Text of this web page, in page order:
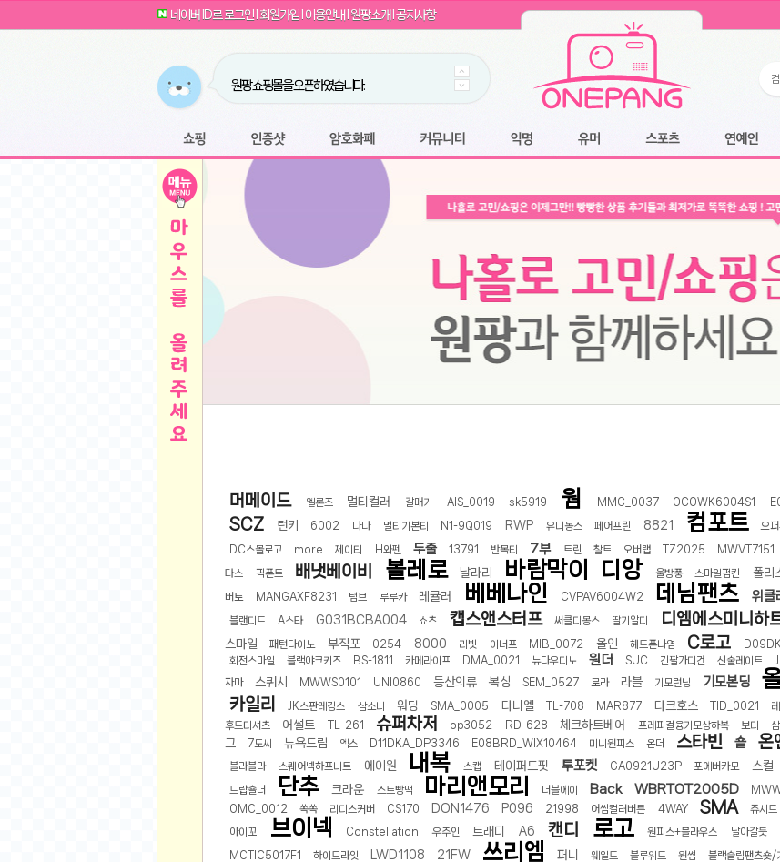
네이버 ID로 로그인 회원가입 이용안내 원팡소개 공지사항
귀여운 토끼 팡이 이모티콘 출시 안내
원팡 쇼핑몰을 오픈하였습니다.
전자여자 친구 기능을 도입하였습니다.
툴리 도네이션 전자여친 + 후원하기 *2
모바일 페이지를 오픈하였습니다.
스티커 기능을 새롭게 오픈 하였습니다.
원팡 오픈 기념! 문화상품권 증정 이벤트
인증샷
빠
른
맛집 인증샷
베스트 유머
머메이드 엘론즈 멀티컬러 갈매기 AIS_0019 sk5919 웜 MMC_0037 OCOWK6004S1
SCZ 턴키 6002 나나 멀티기본티 N1-9Q019 RWP 유니몽스 페어프린 8821 컴포트 오
DC스몰로고 more 제이티 H와펜 두줄 13791 반목티 7부 트린 찰트 오버랩 TZ2025 MWVT7151
타스 픽폰트 배냇베이비 볼레로 날라리 바람막이 디앙 울방풍 스마일펌킨 폴리
버토 MANGAXF8231 텀브 루루카 레귤러 베베나인 CVPAV6004W2 데님팬츠 위클
블랜디드 A스타 G031BCBA004 쇼츠 캡스앤스터프 써클디몽스 딸기알디 디엠에스미니하
스마일
패턴다이노 부직포 0254 8000 리빗 이너프 MIB_0072 올인 헤드폰나염 C로고
회전스마일 블랙야크키즈 BS-1811 카메라이프 DMA_0021 뉴다우디노 원더 SUC 긴팔가디건 신술레이트
자마
스쿼시 MWWS0101 UNI0860 등산의류 복싱 SEM_0527 로라 라블 기모런닝 기모본딩
카일리 JK스판레깅스 삼소니 워딩 SMA_0005 다니엘 TL-708 MAR877 다크호스 TID_0021
후드티셔츠
어썰트 TL-261 슈퍼차저 op3052 RD-628 체크하트베어 프레피걸융기모상하복 보디
그
7도씨 뉴욕드림 엑스 D11DKA_DP3346 E08BRD_WIX10464 미니원피스 온더 스타빈 숄 온
블라블라 스퀘어넥하프니트 에이원 내복 스캡 테이퍼드핏 투포켓 GA0921U23P 포에버카모 스컬
드랍숄더 단추 크라운 스트빵떡 마리앤모리 더블에이 Back WBRTOT2005D
OMC_0012
쏙쏙 리디스커버 CS170 DON1476 P096 21998 어썸컬러버튼 4WAY SMA 쥬시드
아이꼬 브이넥 Constellation 우주인 트래디 A6 캔디 로고 원피스+블라우스 날아갈듯
MCTIC5017F1 하이드라잇 LWD1108 21FW 쓰리엠 퍼니 웨일드 블루위드 원썸 블랙슬림팬츠숏/
G전자 2024 그램17 17ZD90SU-GX56K WIN11 16GB램 - 원팡
카누 캡슐커피 돌체구스토 호환 캡슐 6종 48개입 골라담기 - 원팡
농협안심한우 암소 1등급 이상 등심 1kg - 원팡
당도선별과 고당도 제주 레드향 1.5kg 소과 외 로얄과 - 원팡
버거킹 불고기와퍼+콜라R+너겟킹4조각
마타스튜디오 T1 태블릿 침대 거치대 스텐드 - 원팡
Sobergo 스마트 윈도우 로봇 청소기 3세대 6.2cm 울트라 슬림/5600PA 흡입/인터랙티브/한국어 어댑터 및 사용 설명서
아메리칸스탠다드 아쿠아2 비데 IPX7 방수 필터없는 직수형 건조기능 있음 - 원팡
방수 비데 FULL스텐노즐 IPX5 방수형 전자식비데 코나에코홈 CONA-3000
QCY Crossky C50 오픈 이어 블루투스 이어폰
MUCAI 휴대용 14인치 포터블 디스플레이
LG전자 울트라PC 15U50T-GR3CK
김해 롯데 워터파크 하이3 종일권 - 원팡
아디제로 보스턴 12 JQ2552 러닝화 - 원팡
LG전자 Full HD PC 모니터 24MS500 100hz - 원팡
(버거킹) 와퍼+코카콜라(R)+21치즈스틱 - 원팡
버거킹 불고기와퍼주니어+콰치와퍼주니어+코카콜라(L)+프렌치프라이(L) - 원팡
K2 씬에어 오리지널 25SS 역시즌 남여 씬에어 오리지널 KMW23551 KWW23552 - 원팡
스테비아 방울 토마토 2kg - 원팡
발리 자유여행 꾸따 솔리아 르기안 5일 or 6일 호텔 조식 왕복픽업 까지 - 원팡
인도모크샤 인센스스틱 400스틱 - 원팡
한우 우삼겹 1 kg - 원팡
산더미 소고기 등심세트 1kg 토시+부채+갈비+우삼겹 등 - 원팡
에이수스 2024 TUF 게이밍 A16 라이젠9 라이젠 7000 시리즈 지포스 RTX 4060 FA607PV-QT076
필터 없는 트레비 방수비데 UB-1000 자가설치 - 원팡
SD 카드 EMMC 연결 pcb 선 - 원팡
암바사 제로 345ml, 24개 - 원팡
빨간 사과 5kg (24-26과내외) - 원팡
알리 15.6 인치 터치 스크린 휴대용 포터블 모니터 ADS-IPS FHD - 원팡
하이트 제로 0.00, 350ml, 24캔 - 원팡